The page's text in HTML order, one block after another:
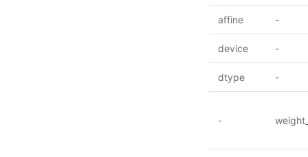
affine -
device -
dtype -
-